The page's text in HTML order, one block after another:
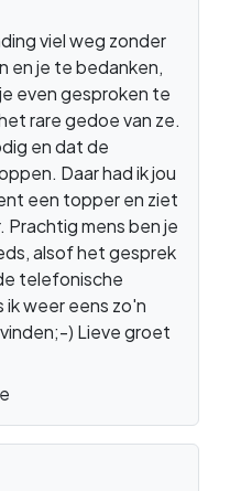
viel weg zonder
en je te bedanken,
even gesproken te
rare gedoe van ze.
en dat de
Daar had ik jou
een topper en ziet
Prachtig mens ben je
alsof het gesprek
telefonische
ik weer eens zo'n
) Lieve groet